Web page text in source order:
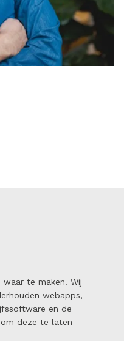
te maken. Wij
webapps,
en de
deze te laten